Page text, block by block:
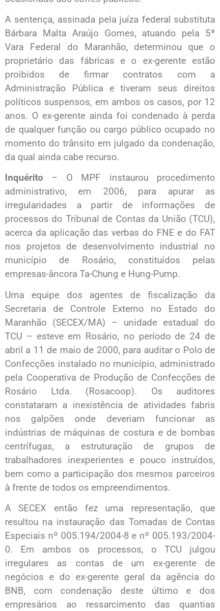
A sentença, assinada pela juíza federal substituta
Bárbara Malta Araújo Gomes, atuando pela 5ª
Vara Federal do Maranhão, determinou que o
proprietário das fábricas e o ex-gerente estão
proibidos de firmar contratos com a
Administração Pública e tiveram seus direitos
políticos suspensos, em ambos os casos, por 12
anos. O ex-gerente ainda foi condenado à perda
de qualquer função ou cargo público ocupado no
momento do trânsito em julgado da condenação,
da qual ainda cabe recurso.
Inquérito – O MPF instaurou procedimento
administrativo, em 2006, para apurar as
irregularidades a partir de informações de
processos do Tribunal de Contas da União (TCU),
acerca da aplicação das verbas do FNE e do FAT
nos projetos de desenvolvimento industrial no
município de Rosário, constituídos pelas
empresas-âncora Ta-Chung e Hung-Pump.
Uma equipe dos agentes de fiscalização da
Secretaria de Controle Externo no Estado do
Maranhão (SECEX/MA) – unidade estadual do
TCU – esteve em Rosário, no período de 24 de
abril a 11 de maio de 2000, para auditar o Polo de
Confecções instalado no município, administrado
pela Cooperativa de Produção de Confecções de
Rosário Ltda. (Rosacoop). Os auditores
constataram a inexistência de atividades fabris
nos galpões onde deveriam funcionar as
indústrias de máquinas de costura e de bombas
centrífugas, a estruturação de grupos de
trabalhadores inexperientes e pouco instruídos,
bem como a participação dos mesmos parceiros
à frente de todos os empreendimentos.
A SECEX então fez uma representação, que
resultou na instauração das Tomadas de Contas
Especiais nº 005.194/2004-8 e nº 005.193/2004-
0. Em ambos os processos, o TCU julgou
irregulares as contas de um ex-gerente de
negócios e do ex-gerente geral da agência do
BNB, com condenação deste último e dos
empresários ao ressarcimento das quantias